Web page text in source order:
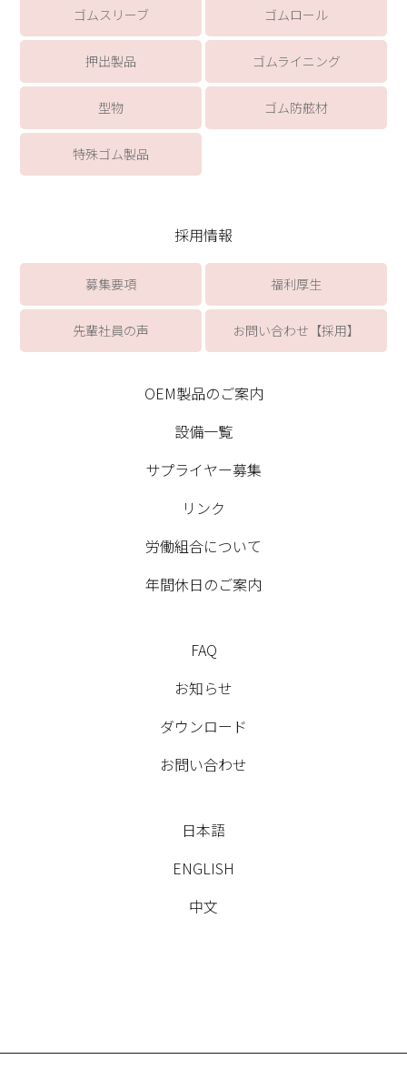
ゴムスリーブ ゴムロール
押出製品 ゴムライニング
型物 ゴム防舷材
特殊ゴム製品
採用情報
募集要項 福利厚生
先輩社員の声 お問い合わせ【採用】
OEM製品のご案内
設備一覧
サプライヤー募集
リンク
労働組合について
年間休日のご案内
FAQ
お知らせ
ダウンロード
お問い合わせ
日本語
ENGLISH
中文